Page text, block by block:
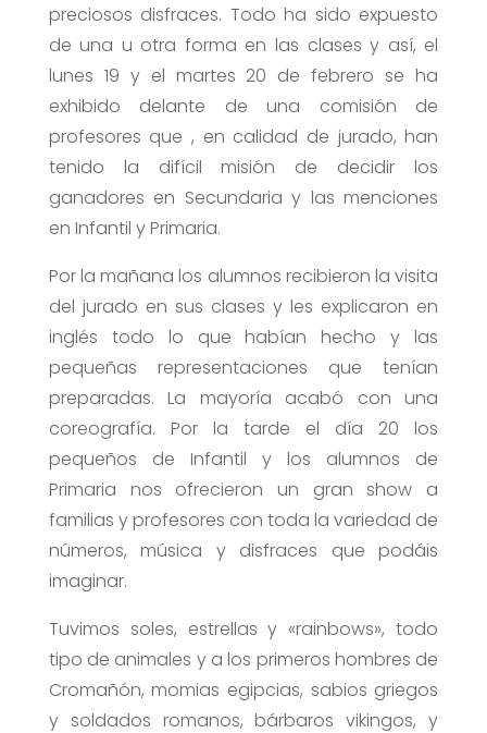
preciosos disfraces. Todo ha sido expuesto
de una u otra forma en las clases y así, el
lunes 19 y el martes 20 de febrero se ha
exhibido delante de una comisión de
profesores que , en calidad de jurado, han
tenido la difícil misión de decidir los
ganadores en Secundaria y las menciones
en Infantil y Primaria.
Por la mañana los alumnos recibieron la visita
del jurado en sus clases y les explicaron en
inglés todo lo que habían hecho y las
pequeñas representaciones que tenían
preparadas. La mayoría acabó con una
coreografía. Por la tarde el día 20 los
pequeños de Infantil y los alumnos de
Primaria nos ofrecieron un gran show a
familias y profesores con toda la variedad de
números, música y disfraces que podáis
imaginar.
Tuvimos soles, estrellas y «rainbows», todo
tipo de animales y a los primeros hombres de
Cromañón, momias egipcias, sabios griegos
y soldados romanos, bárbaros vikingos, y